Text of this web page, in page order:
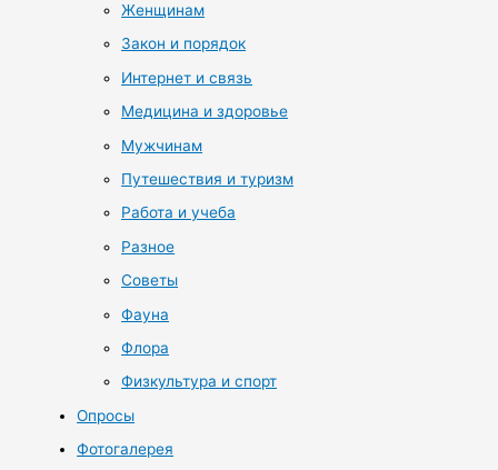
Женщинам
Закон и порядок
Интернет и связь
Медицина и здоровье
Мужчинам
Путешествия и туризм
Работа и учеба
Разное
Советы
Фауна
Флора
Физкультура и спорт
Опросы
Фотогалерея